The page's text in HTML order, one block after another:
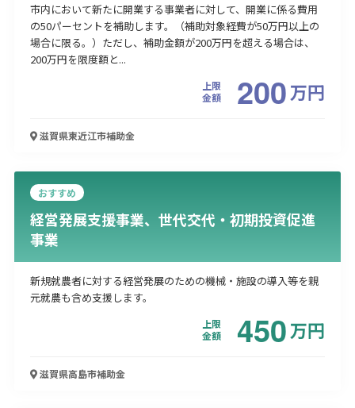
市内において新たに開業する事業者に対して、開業に係る費用
の50パーセントを補助します。（補助対象経費が50万円以上の
場合に限る。）ただし、補助金額が200万円を超える場合は、
200万円を限度額と...
上限
金額
200万円
滋賀県東近江市補助金
おすすめ
経営発展支援事業、世代交代・初期投資促進
事業
新規就農者に対する経営発展のための機械・施設の導入等を親
元就農も含め支援します。
上限
金額
450万円
滋賀県高島市補助金